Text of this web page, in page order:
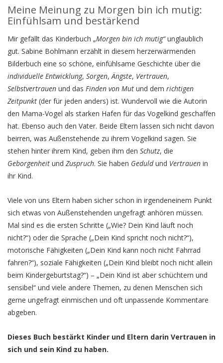
Meine Meinung zu Morgen bin ich mutig:
Einfühlsam und bestärkend
Mir gefällt das Kinderbuch „Morgen bin ich mutig“unglaublich
gut. Sabine Bohlmann erzählt in diesem herzerwärmenden
Bilderbuch eine so schöne, einfühlsame Geschichte über die
individuelle Entwicklung, Sorgen, Ängste, Vertrauen,
Selbstvertrauen und das Finden von Mut und dem richtigen
Zeitpunkt (der für jeden anders) ist. Wundervoll wie die Autorin
den Mama-Vogel als starken Hafen für das Vogelkind geschaffen
hat. Ebenso auch den Vater. Beide Eltern lassen sich nicht davon
beirren, was Außenstehende zu ihrem Vogelkind sagen. Sie
stehen hinter ihrem Kind, geben ihm den Schutz, die
Geborgenheit und Zuspruch. Sie haben Geduldund Vertrauen in
ihr Kind.
Viele von uns Eltern haben sicher schon in irgendeneinem Punkt
sich etwas von Außenstehenden ungefragt anhören müssen.
Mal sind es die ersten Schritte („Wie? Dein Kind läuft noch
nicht?“) oder die Sprache („Dein Kind spricht noch nicht?“),
motorische Fähigkeiten („Dein Kind kann noch nicht Fahrrad
fahren?“), soziale Fähigkeiten („Dein Kind bleibt noch nicht allein
beim Kindergeburtstag?“) – „Dein Kind ist aber schüchtern und
sensibel“ und viele andere Themen, zu denen Menschen sich
gerne ungefragt einmischen und oft unpassende Kommentare
abgeben.
Dieses Buch bestärkt Kinder und Eltern darin Vertrauen in
sich und sein Kind zu haben.